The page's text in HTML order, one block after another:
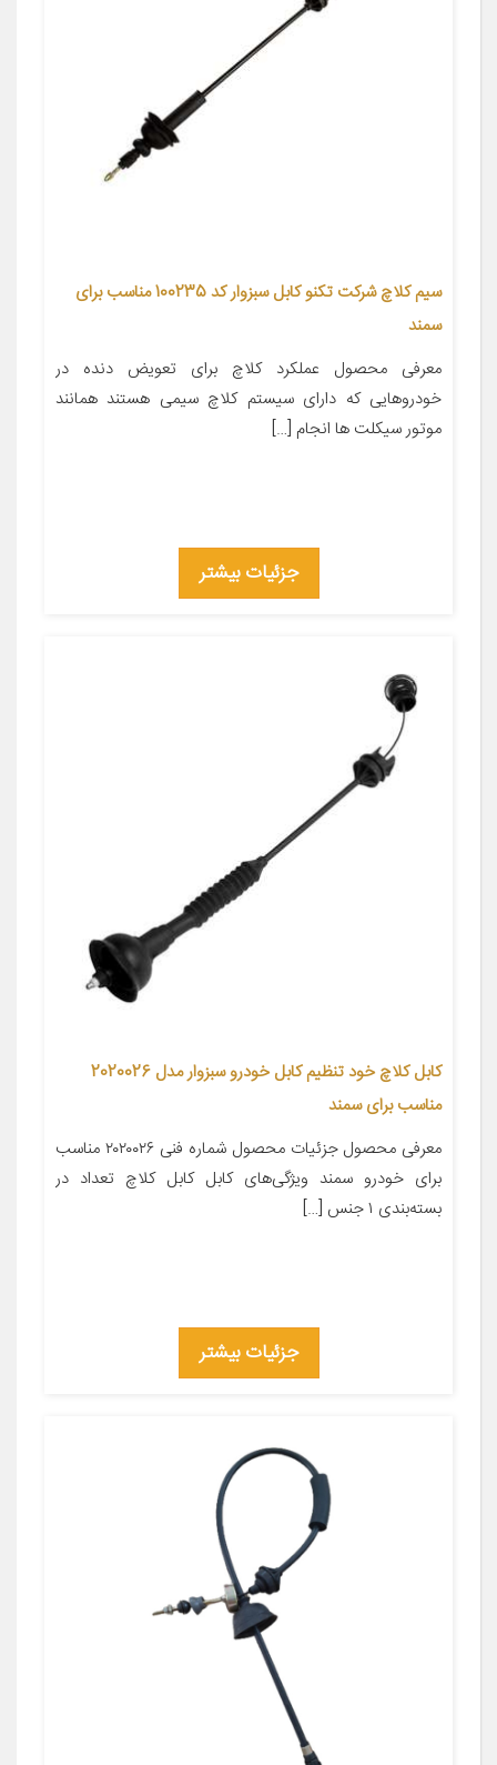
سیم کلاچ شرکت تکنو کابل سبزوار کد 100235 مناسب برای
سمند
معرفی محصول عملکرد کلاچ برای تعویض دنده در
خودروهایی که دارای سیستم کلاچ سیمی هستند همانند
موتور سیکلت ها انجام […]
جزئیات بیشتر
کابل کلاچ خود تنظیم کابل خودرو سبزوار مدل 2020026
مناسب برای سمند
معرفی محصول جزئیات محصول شماره فنی ۲۰۲۰۰۲۶ مناسب
برای خودرو سمند ویژگی‌های کابل کابل کلاچ تعداد در
بسته‌بندی ۱ جنس […]
جزئیات بیشتر